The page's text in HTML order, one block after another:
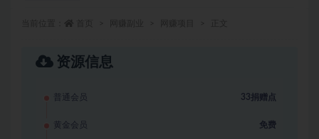
资源信息
普通会员 33捐赠点
黄金会员 免费